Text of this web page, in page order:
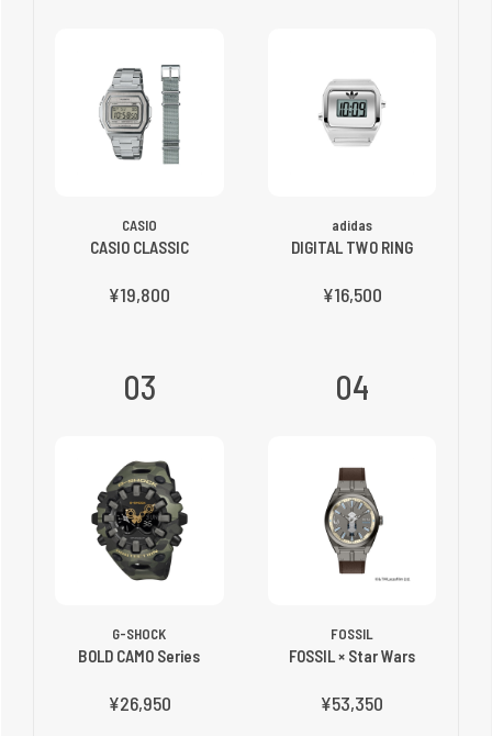
CASIO
CASIO CLASSIC
¥19,800
adidas
DIGITAL TWO RING
¥16,500
03
G-SHOCK
BOLD CAMO Series
¥26,950
04
FOSSIL
FOSSIL × Star Wars
¥53,350